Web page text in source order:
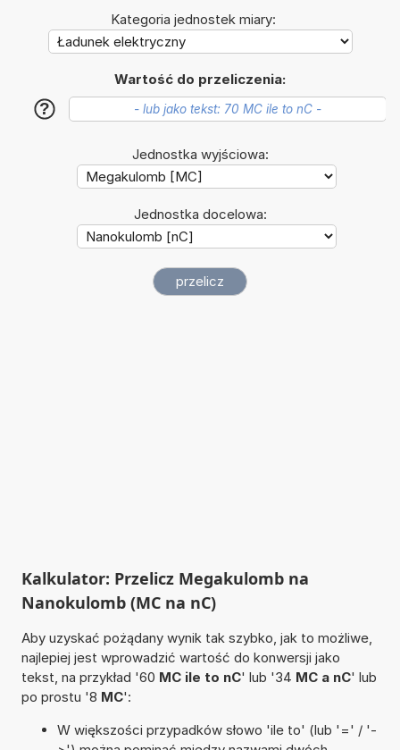
Kategoria jednostek miary:
Wartość do przeliczenia:
?
Jednostka wyjściowa:
Jednostka docelowa:
Kalkulator: Przelicz Megakulomb na
Nanokulomb (MC na nC)
Aby uzyskać pożądany wynik tak szybko, jak to możliwe,
najlepiej jest wprowadzić wartość do konwersji jako
tekst, na przykład '60 MC ile to nC' lub '34 MC a nC' lub
po prostu '8 MC':
W większości przypadków słowo 'ile to' (lub '=' / '-